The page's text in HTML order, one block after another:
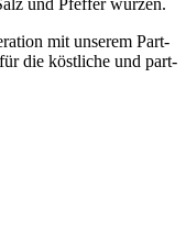
mit unse­rem Part­
die köst­li­che und part­